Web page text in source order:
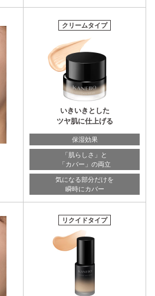
クリームタイプ
いきいきとした
ツヤ肌に仕上げる
保湿効果
「肌らしさ」と
「カバー」の両立
気になる部分だけを
瞬時にカバー
リクイドタイプ